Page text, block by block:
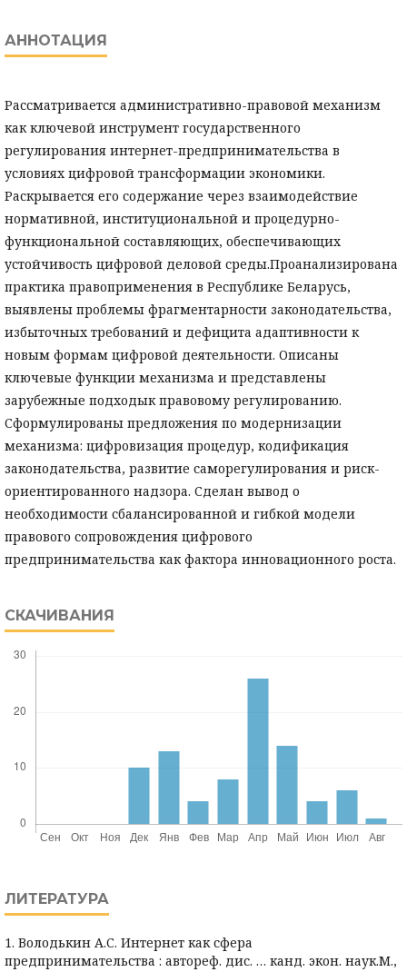
АННОТАЦИЯ
Рассматривается административно-правовой механизм
как ключевой инструмент государственного
регулирования интернет-предпринимательства в
условиях цифровой трансформации экономики.
Раскрывается его содержание через взаимодействие
нормативной, институциональной и процедурно-
функциональной составляющих, обеспечивающих
устойчивость цифровой деловой среды.Проанализирована
практика правоприменения в Республике Беларусь,
выявлены проблемы фрагментарности законодательства,
избыточных требований и дефицита адаптивности к
новым формам цифровой деятельности. Описаны
ключевые функции механизма и представлены
зарубежные подходык правовому регулированию.
Сформулированы предложения по модернизации
механизма: цифровизация процедур, кодификация
законодательства, развитие саморегулирования и риск-
ориентированного надзора. Сделан вывод о
необходимости сбалансированной и гибкой модели
правового сопровождения цифрового
предпринимательства как фактора инновационного роста.
СКАЧИВАНИЯ
ЛИТЕРАТУРА
1. Володькин А.С. Интернет как сфера
предпринимательства : автореф. дис. … канд. экон. наук.М.,